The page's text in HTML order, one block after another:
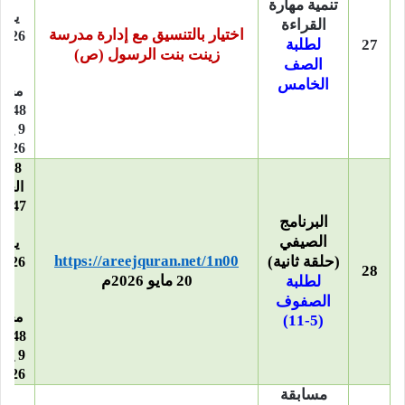
27
تنمية مهارة
القراءة
لطلبة
الصف
الخامس
اختيار بالتنسيق مع إدارة مدرسة
زينت بنت الرسول (ص)
28
البرنامج
الصيفي
(حلقة ثانية)
لطلبة
الصفوف
(5-11)
https://areejquran.net/1n00
20 مايو 2026م
مسابقة